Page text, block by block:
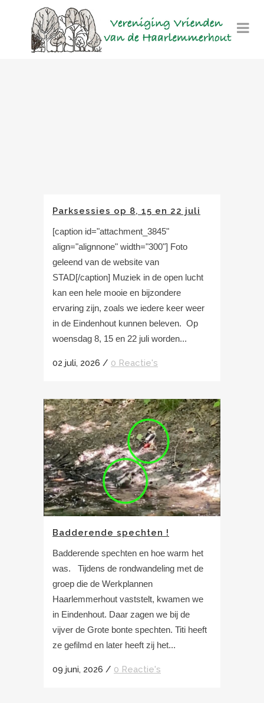
Parksessies op 8, 15 en 22 juli
[caption id="attachment_3845"
align="alignnone" width="300"] Foto
geleend van de website van
STAD[/caption] Muziek in de open lucht
kan een hele mooie en bijzondere
ervaring zijn, zoals we iedere keer weer
in de Eindenhout kunnen beleven. Op
woensdag 8, 15 en 22 juli worden...
02 juli, 2026 / 0 Reactie's
Badderende spechten !
Badderende spechten en hoe warm het
was. Tijdens de rondwandeling met de
groep die de Werkplannen
Haarlemmerhout vaststelt, kwamen we
in Eindenhout. Daar zagen we bij de
vijver de Grote bonte spechten. Titi heeft
ze gefilmd en later heeft zij het...
09 juni, 2026 / 0 Reactie's